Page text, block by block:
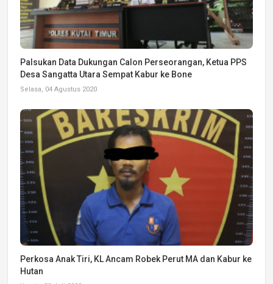
Palsukan Data Dukungan Calon Perseorangan, Ketua PPS
Desa Sangatta Utara Sempat Kabur ke Bone
Selasa, 04 Agustus 2020
Perkosa Anak Tiri, KL Ancam Robek Perut MA dan Kabur ke
Hutan